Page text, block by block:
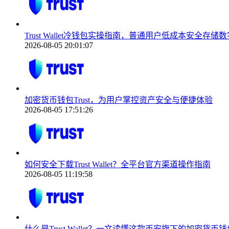
Trust Wallet冷钱包实操指南，普通用户低成本安全存储数
2026-08-05 20:01:07
加密货币钱包Trust，为用户掌控资产安全与便捷体验
2026-08-05 17:51:26
如何安全下载Trust Wallet？全平台官方渠道操作指南
2026-08-05 11:19:58